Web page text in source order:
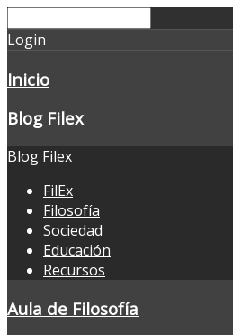
Login
Inicio
Blog Filex
Blog Filex
FilEx
Filosofía
Sociedad
Educación
Recursos
Aula de Filosofía